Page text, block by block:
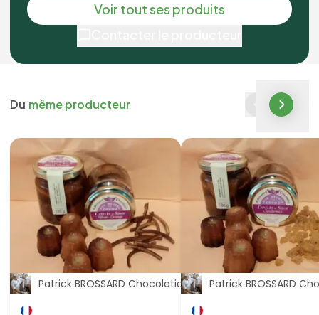
Voir tout ses produits
Du même producteur
Patrick BROSSARD Chocolatier Artisan-Févier
Patrick BROSSARD